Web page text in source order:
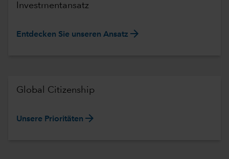
Investmentansatz
Entdecken Sie unseren Ansatz arrow_forward
Global Citizenship
Unsere Prioritäten arrow_forward